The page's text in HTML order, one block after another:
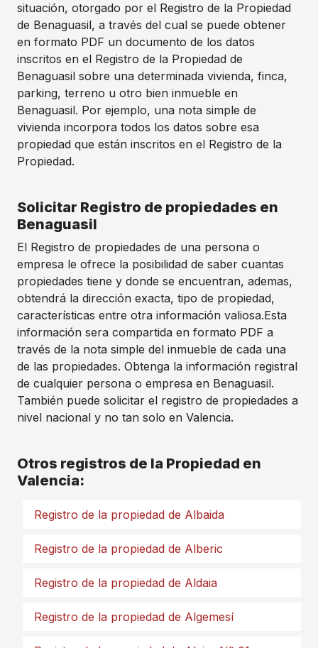
situación, otorgado por el Registro de la Propiedad
de Benaguasil, a través del cual se puede obtener
en formato PDF un documento de los datos
inscritos en el Registro de la Propiedad de
Benaguasil sobre una determinada vivienda, finca,
parking, terreno u otro bien inmueble en
Benaguasil. Por ejemplo, una nota simple de
vivienda incorpora todos los datos sobre esa
propiedad que están inscritos en el Registro de la
Propiedad.
Solicitar Registro de propiedades en
Benaguasil
El Registro de propiedades de una persona o
empresa le ofrece la posibilidad de saber cuantas
propiedades tiene y donde se encuentran, ademas,
obtendrá la dirección exacta, tipo de propiedad,
características entre otra información valiosa.Esta
información sera compartida en formato PDF a
través de la nota simple del inmueble de cada una
de las propiedades. Obtenga la información registral
de cualquier persona o empresa en Benaguasil.
También puede solicitar el registro de propiedades a
nivel nacional y no tan solo en Valencia.
Otros registros de la Propiedad en
Valencia:
Registro de la propiedad de Albaida
Registro de la propiedad de Alberic
Registro de la propiedad de Aldaia
Registro de la propiedad de Algemesí